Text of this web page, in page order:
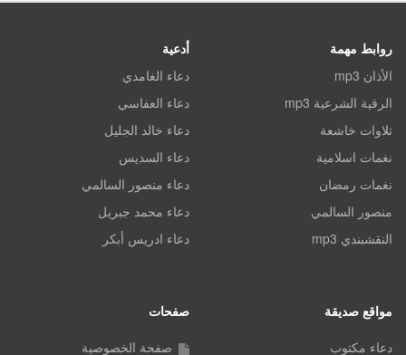
روابط مهمة
الأذان mp3
الرقية الشرعية mp3
تلاوات خاشعة
نغمات اسلامية
نغمات رمضان
منصور السالمي
النقشبندي mp3
أدعية
دعاء الغامدي
دعاء العفاسي
دعاء خالد الجليل
دعاء السديس
دعاء منصور السالمي
دعاء محمد جبريل
دعاء ادريس أبكر
مواقع صديقة
دعاء مكتوب
صفحات
صفحة الخصوصية